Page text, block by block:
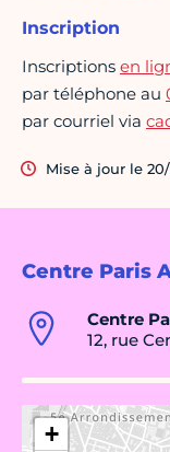
Centre Paris
Centre
12, rue
+
Inscription
Inscriptions en
par téléphone au
par courriel via
Mise à jour le